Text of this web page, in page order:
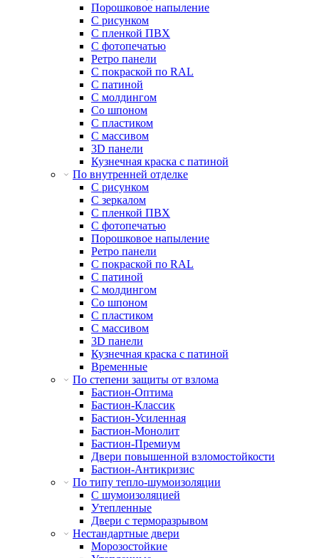
Порошковое напыление
С рисунком
С пленкой ПВХ
С фотопечатью
Ретро панели
С покраской по RAL
С патиной
С молдингом
Со шпоном
С пластиком
С массивом
3D панели
Кузнечная краска с патиной
По внутренней отделке
С рисунком
С зеркалом
С пленкой ПВХ
С фотопечатью
Порошковое напыление
Ретро панели
С покраской по RAL
С патиной
С молдингом
Со шпоном
С пластиком
С массивом
3D панели
Кузнечная краска с патиной
Временные
По степени защиты от взлома
Бастион-Оптима
Бастион-Классик
Бастион-Усиленная
Бастион-Монолит
Бастион-Премиум
Двери повышенной взломостойкости
Бастион-Антикризис
По типу тепло-шумоизоляции
С шумоизоляцией
Утепленные
Двери с терморазрывом
Нестандартные двери
Морозостойкие